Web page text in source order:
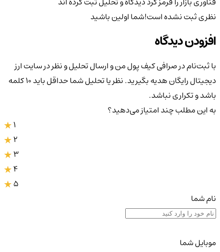
نظری ثبت نشده است!شما اولین باشید
افزودن دیدگاه
با ثبت‌نام در صرافی کیف پول من و ارسال تحلیل و نظر در سایت ارز
دیجیتال رایگان هدیه بگیرید. نظر یا تحلیل شما حداقل باید ۱۰ کلمه
باشد و تکراری نباشد.
به این مطلب چند امتیاز می‌دهید؟
3
4
5
نام شما
موبایل شما